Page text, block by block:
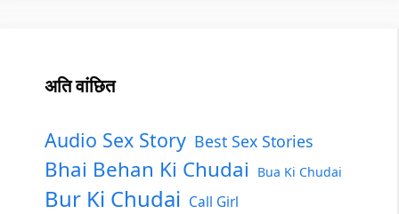
अति वांछित
Audio Sex Story Best Sex Stories
Bhai Behan Ki Chudai Bua Ki Chudai
Bur Ki Chudai Call Girl